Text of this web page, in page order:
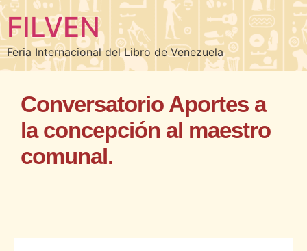
FILVEN
Feria Internacional del Libro de Venezuela
Conversatorio Aportes a
la concepción al maestro
comunal.